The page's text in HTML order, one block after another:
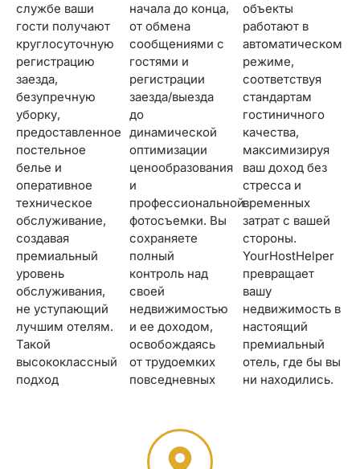
службе ваши
гости получают
круглосуточную
регистрацию
заезда,
безупречную
уборку,
предоставленное
постельное
белье и
оперативное
техническое
обслуживание,
создавая
премиальный
уровень
обслуживания,
не уступающий
лучшим отелям.
Такой
высококлассный
подход
начала до конца,
от обмена
сообщениями с
гостями и
регистрации
заезда/выезда
до
динамической
оптимизации
ценообразования
и
профессиональной
фотосъемки. Вы
сохраняете
полный
контроль над
своей
недвижимостью
и ее доходом,
освобождаясь
от трудоемких
повседневных
объекты
работают в
автоматическом
режиме,
соответствуя
стандартам
гостиничного
качества,
максимизируя
ваш доход без
стресса и
временных
затрат с вашей
стороны.
YourHostHelper
превращает
вашу
недвижимость в
настоящий
премиальный
отель, где бы вы
ни находились.